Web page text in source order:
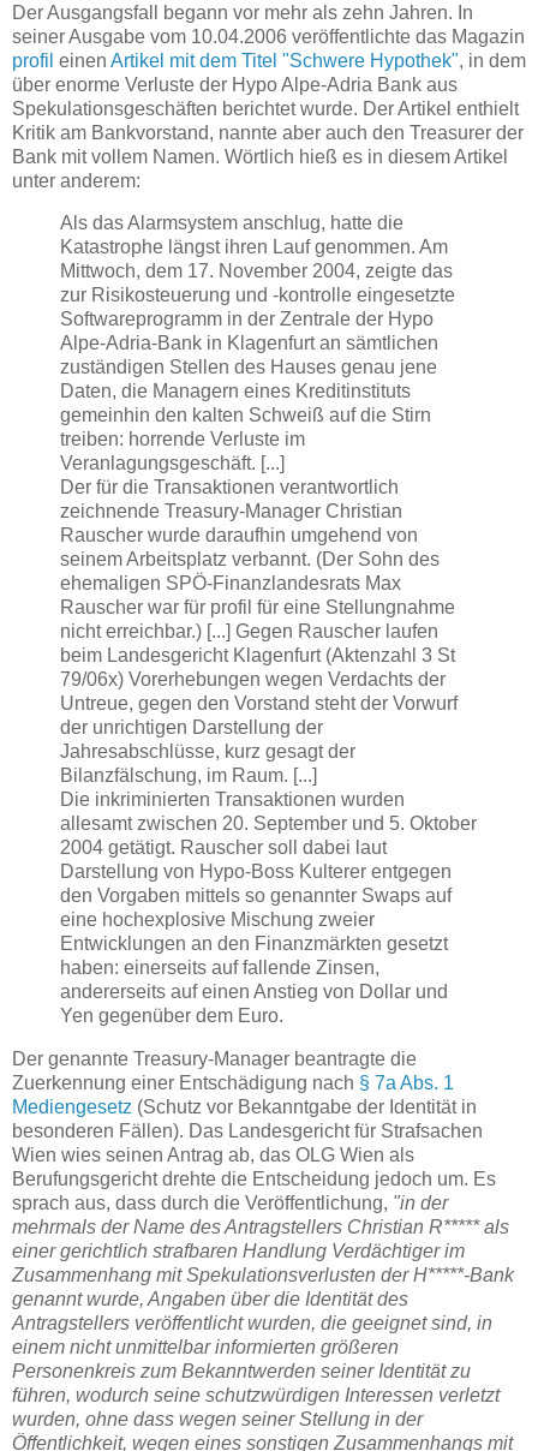
Der Ausgangsfall begann vor mehr als zehn Jahren. In
seiner Ausgabe vom 10.04.2006 veröffentlichte das Magazin
profil einen Artikel mit dem Titel "Schwere Hypothek", in dem
über enorme Verluste der Hypo Alpe-Adria Bank aus
Spekulationsgeschäften berichtet wurde. Der Artikel enthielt
Kritik am Bankvorstand, nannte aber auch den Treasurer der
Bank mit vollem Namen. Wörtlich hieß es in diesem Artikel
unter anderem:
Als das Alarmsystem anschlug, hatte die
Katastrophe längst ihren Lauf genommen. Am
Mittwoch, dem 17. November 2004, zeigte das
zur Risikosteuerung und -kontrolle eingesetzte
Softwareprogramm in der Zentrale der Hypo
Alpe-Adria-Bank in Klagenfurt an sämtlichen
zuständigen Stellen des Hauses genau jene
Daten, die Managern eines Kreditinstituts
gemeinhin den kalten Schweiß auf die Stirn
treiben: horrende Verluste im
Veranlagungsgeschäft. [...]
Der für die Transaktionen verantwortlich
zeichnende Treasury-Manager Christian
Rauscher wurde daraufhin umgehend von
seinem Arbeitsplatz verbannt. (Der Sohn des
ehemaligen SPÖ-Finanzlandesrats Max
Rauscher war für profil für eine Stellungnahme
nicht erreichbar.) [...] Gegen Rauscher laufen
beim Landesgericht Klagenfurt (Aktenzahl 3 St
79/06x) Vorerhebungen wegen Verdachts der
Untreue, gegen den Vorstand steht der Vorwurf
der unrichtigen Darstellung der
Jahresabschlüsse, kurz gesagt der
Bilanzfälschung, im Raum. [...]
Die inkriminierten Transaktionen wurden
allesamt zwischen 20. September und 5. Oktober
2004 getätigt. Rauscher soll dabei laut
Darstellung von Hypo-Boss Kulterer entgegen
den Vorgaben mittels so genannter Swaps auf
eine hochexplosive Mischung zweier
Entwicklungen an den Finanzmärkten gesetzt
haben: einerseits auf fallende Zinsen,
andererseits auf einen Anstieg von Dollar und
Yen gegenüber dem Euro.
Der genannte Treasury-Manager beantragte die
Zuerkennung einer Entschädigung nach § 7a Abs. 1
Mediengesetz (Schutz vor Bekanntgabe der Identität in
besonderen Fällen). Das Landesgericht für Strafsachen
Wien wies seinen Antrag ab, das OLG Wien als
Berufungsgericht drehte die Entscheidung jedoch um. Es
sprach aus, dass durch die Veröffentlichung, "in der
mehrmals der Name des Antragstellers Christian R***** als
einer gerichtlich strafbaren Handlung Verdächtiger im
Zusammenhang mit Spekulationsverlusten der H*****-Bank
genannt wurde, Angaben über die Identität des
Antragstellers veröffentlicht wurden, die geeignet sind, in
einem nicht unmittelbar informierten größeren
Personenkreis zum Bekanntwerden seiner Identität zu
führen, wodurch seine schutzwürdigen Interessen verletzt
wurden, ohne dass wegen seiner Stellung in der
Öffentlichkeit, wegen eines sonstigen Zusammenhangs mit